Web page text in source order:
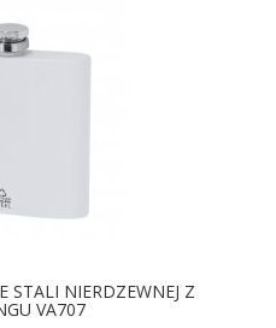
STALI NIERDZEWNEJ Z
VA707